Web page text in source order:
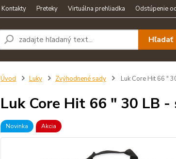
Kontakty Preteky Virtuálna prehliadka Odstúpenie
Hľadať
Úvod Luky Zvýhodnené sady Luk Core Hit 66 "
Luk Core Hit 66 " 30 LB
Novinka Akcia